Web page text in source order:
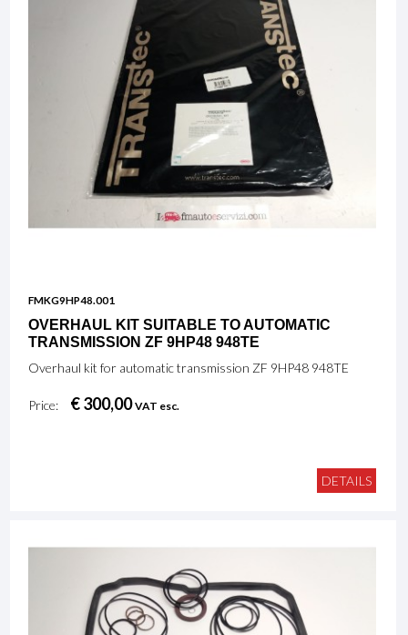
FMKG9HP48.001
OVERHAUL KIT SUITABLE TO AUTOMATIC
TRANSMISSION ZF 9HP48 948TE
Overhaul kit for automatic transmission ZF 9HP48 948TE
Price: € 300,00VAT esc.
DETAILS